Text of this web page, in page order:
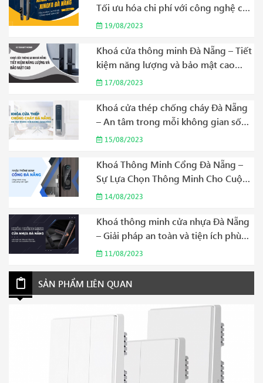
Tối ưu hóa chi phí với công nghệ cao
cấp Năm 2023
19/08/2023
Khoá cửa thông minh Đà Nẵng – Tiết
kiệm năng lượng và bảo mật cao
Năm 2023
17/08/2023
Khoá cửa thép chống cháy Đà Nẵng
– An tâm trong mỗi không gian sống
Năm 2023
15/08/2023
Khoá Thông Minh Cổng Đà Nẵng –
Sự Lựa Chọn Thông Minh Cho Cuộc
Sống Hiện Đại Năm 2023
14/08/2023
Khoá thông minh cửa nhựa Đà Nẵng
– Giải pháp an toàn và tiện ích phù
hợp cho gia đình của bạn Năm 2023
11/08/2023
SẢN PHẨM LIÊN QUAN